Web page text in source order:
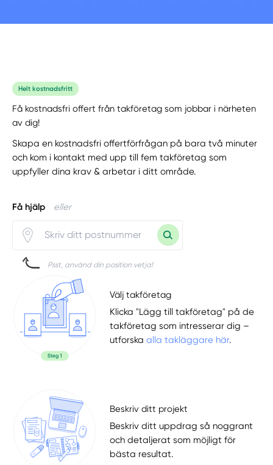
Helt kostnadsfritt
Få kostnadsfri offert från takföretag som jobbar i närheten
av dig!
Skapa en kostnadsfri offertförfrågan på bara två minuter
och kom i kontakt med upp till fem takföretag som
uppfyller dina krav & arbetar i ditt område.
Få hjälp eller
Psst, använd din position vetja!
Välj takföretag
Klicka "Lägg till takföretag" på de
takföretag som intresserar dig –
utforskaalla takläggare här.
Beskriv ditt projekt
Beskriv ditt uppdrag så noggrant
och detaljerat som möjligt för
bästa resultat.